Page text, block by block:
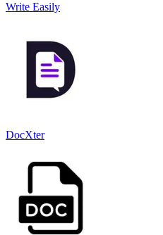
Write Easily
DocXter